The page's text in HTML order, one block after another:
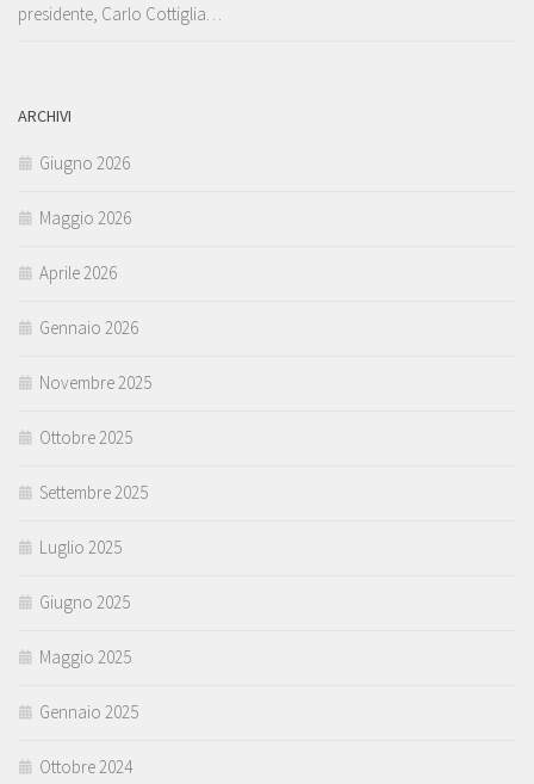
presidente, Carlo Cottiglia…
ARCHIVI
Giugno 2026
Maggio 2026
Aprile 2026
Gennaio 2026
Novembre 2025
Ottobre 2025
Settembre 2025
Luglio 2025
Giugno 2025
Maggio 2025
Gennaio 2025
Ottobre 2024